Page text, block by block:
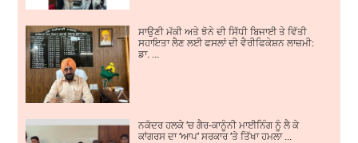
ਸਾਉਣੀ ਮੱਕੀ ਅਤੇ ਝੋਨੇ ਦੀ ਸਿੱਧੀ ਬਿਜਾਈ ਤੇ ਵਿੱਤੀ
ਸਹਾਇਤਾ ਲੈਣ ਲਈ ਫਸਲਾਂ ਦੀ ਵੈਰੀਫਿਕੇਸ਼ਨ ਲਾਜ਼ਮੀ:
ਡਾ. ...
ਨਕੋਦਰ ਹਲਕੇ ’ਚ ਗੈਰ-ਕਾਨੂੰਨੀ ਮਾਈਨਿੰਗ ਨੂੰ ਲੈ ਕੇ
ਕਾਂਗਰਸ ਦਾ ‘ਆਪ’ ਸਰਕਾਰ ’ਤੇ ਤਿੱਖਾ ਹਮਲਾ ...